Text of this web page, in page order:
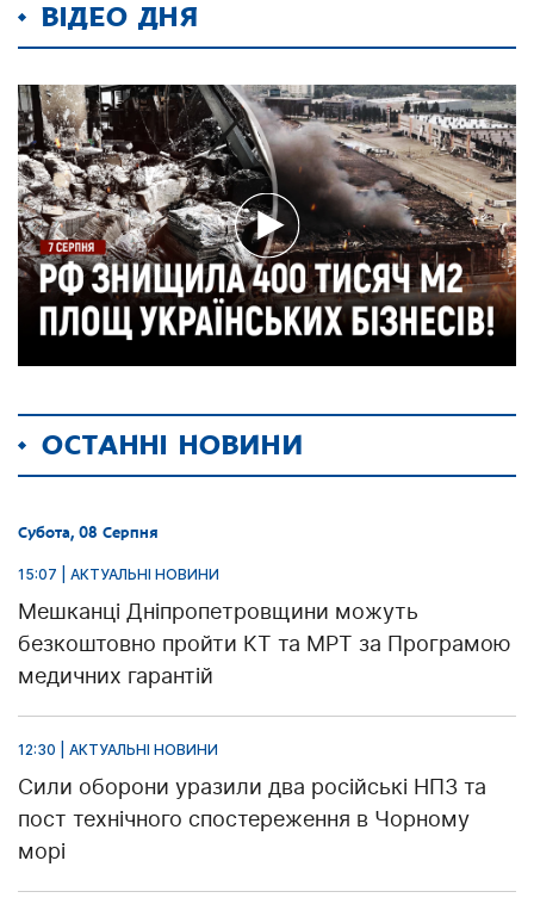
ВІДЕО ДНЯ
ОСТАННІ НОВИНИ
Субота, 08 Серпня
15:07 | АКТУАЛЬНІ НОВИНИ
Мешканці Дніпропетровщини можуть
безкоштовно пройти КТ та МРТ за Програмою
медичних гарантій
12:30 | АКТУАЛЬНІ НОВИНИ
Сили оборони уразили два російські НПЗ та
пост технічного спостереження в Чорному
морі